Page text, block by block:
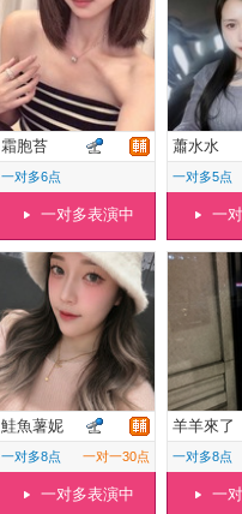
霜胞苔
一对多6点
一对多表演中
蕭水水
一对多5点
一
鮭魚薯妮
一对多8点 一对一30点
一对多表演中
羊羊來了
一对多8点
一